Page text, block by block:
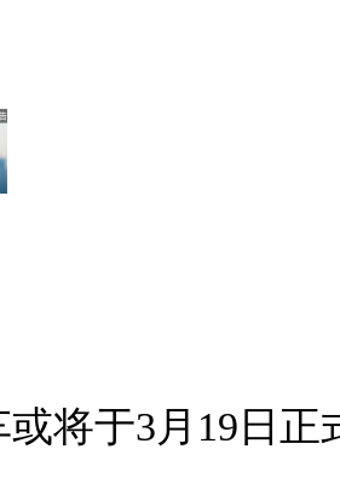
将于3月19日